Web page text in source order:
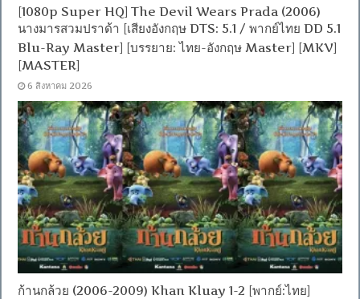
[1080p Super HQ] The Devil Wears Prada (2006)
นางมารสวมปราด้า [เสียงอังกฤษ DTS: 5.1 / พากย์ไทย DD 5.1
Blu-Ray Master] [บรรยาย: ไทย-อังกฤษ Master] [MKV]
[MASTER]
6 สิงหาคม 2026
ก้านกล้วย (2006-2009) Khan Kluay 1-2 [พากย์:ไทย]